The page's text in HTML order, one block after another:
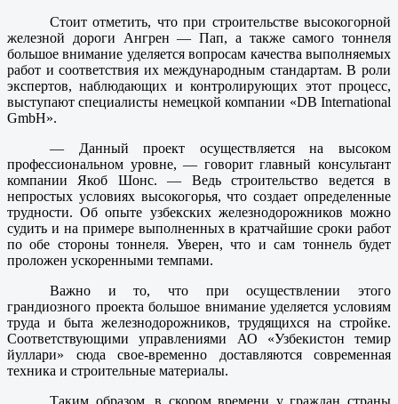
Стоит отметить, что при строительстве высокогорной
железной дороги Ангрен — Пап, а также самого тоннеля
большое внимание уделяется вопросам качества выполняемых
работ и соответствия их международным стандартам. В роли
экспертов, наблюдающих и контролирующих этот процесс,
выступают специалисты немецкой компании «DB International
GmbH».
— Данный проект осуществляется на высоком
профессиональном уровне, — говорит главный консультант
компании Якоб Шонс. — Ведь строительство ведется в
непростых условиях высокогорья, что создает определенные
трудности. Об опыте узбекских железнодорожников можно
судить и на примере выполненных в кратчайшие сроки работ
по обе стороны тоннеля. Уверен, что и сам тоннель будет
проложен ускоренными темпами.
Важно и то, что при осуществлении этого
грандиозного проекта большое внимание уделяется условиям
труда и быта железнодорожников, трудящихся на стройке.
Соответствующими управлениями АО «Узбекистон темир
йуллари» сюда свое-временно доставляются современная
техника и строительные материалы.
Таким образом, в скором времени у граждан страны